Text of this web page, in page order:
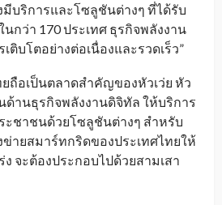
บริการและโซลูชันต่างๆ ที่ได้รับ
กว่า 170 ประเทศ ธุรกิจพลังงาน
ติบโตอย่างต่อเนื่องและรวดเร็ว”
ถือเป็นตลาดสำคัญของหัวเว่ย หัว
ด้านธุรกิจพลังงานดิจิทัล ให้บริการ
ะชาชนด้วยโซลูชันต่างๆ สำหรับ
ายสมาร์ทกริดของประเทศไทยให้
จะต้องประกอบไปด้วยสามเสา